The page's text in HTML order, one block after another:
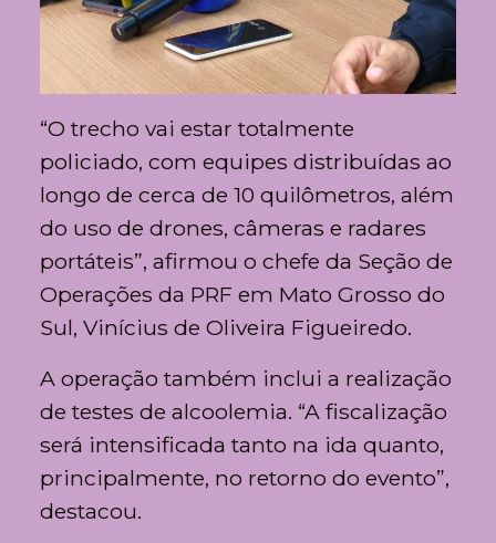
“O trecho vai estar totalmente
policiado, com equipes distribuídas ao
longo de cerca de 10 quilômetros, além
do uso de drones, câmeras e radares
portáteis”, afirmou o chefe da Seção de
Operações da PRF em Mato Grosso do
Sul, Vinícius de Oliveira Figueiredo.
A operação também inclui a realização
de testes de alcoolemia. “A fiscalização
será intensificada tanto na ida quanto,
principalmente, no retorno do evento”,
destacou.